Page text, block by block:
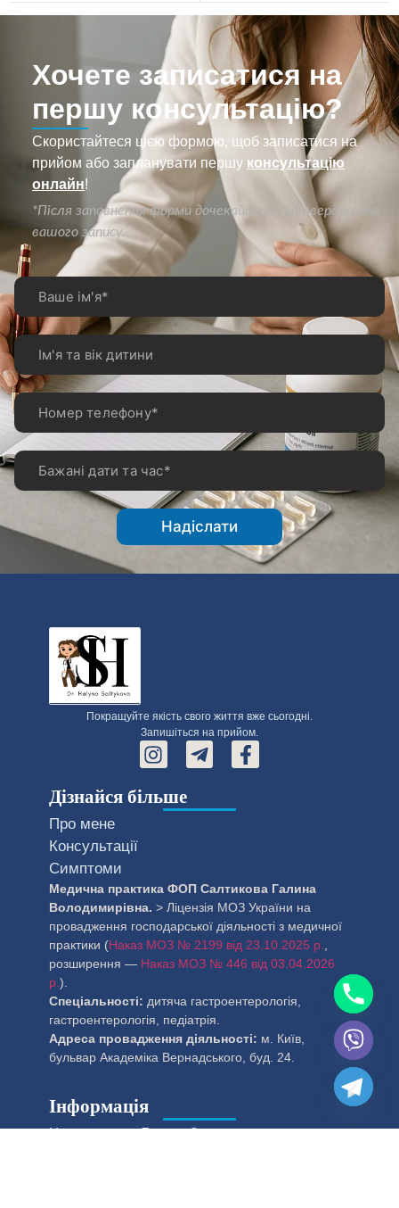
Хочете записатися на
першу консультацію?
Скористайтеся цією формою, щоб записатися на
прийом або запланувати першу консультацію
онлайн!
*Після заповнення форми дочекайтеся підтвердження
вашого запису.
Надіслати
Покращуйте якість свого життя вже сьогодні.
Запишіться на прийом.
Дізнайся більше
Про мене
Консультації
Симптоми
Медична практика ФОП Салтикова Галина
Володимирівна. > Ліцензія МОЗ України на
провадження господарської діяльності з медичної
практики (Наказ МОЗ № 2199 від 23.10.2025 р.
розширення — Наказ МОЗ № 446 від 03.04.2026
р. ).
Спеціальності: дитяча гастроентерологія,
гастроентерологія, педіатрія.
Адреса провадження діяльності: м. Київ,
бульвар Академіка Вернадського, буд. 24.
Інформація
Чому доктор Галина?